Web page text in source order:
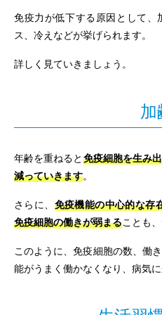
免疫力が低下する原因として
ス、冷えなどが挙げられます。
詳しく見ていきましょう。
加
年齢を重ねると 免疫細胞を生み
減っていきます。
さらに、 免疫機能の中心的な存
免疫細胞の働きが弱まることも
このように、免疫細胞の数、働
能がうまく働かなくなり、病気